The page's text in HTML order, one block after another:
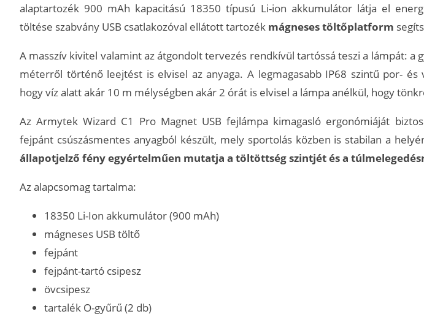
alaptartozék 900 mAh kapacitású 18350 típusú Li-ion akkumulátor látja el
töltése szabvány USB csatlakozóval ellátott tartozék mágneses töltőplatform
A masszív kivitel valamint az átgondolt tervezés rendkívül tartóssá teszi a lámpát: a
méterről történő leejtést is elvisel az anyaga. A legmagasabb IP68 szintű por- és
hogy víz alatt akár 10 m mélységben akár 2 órát is elvisel a lámpa anélkül, hogy
Az Armytek Wizard C1 Pro Magnet USB fejlámpa kimagasló ergonómiáját
fejpánt csúszásmentes anyagból készült, mely sportolás közben is stabilan a
állapotjelző fény egyértelműen mutatja a töltöttség szintjét és a
Az alapcsomag tartalma:
18350 Li-Ion akkumulátor (900 mAh)
mágneses USB töltő
fejpánt
fejpánt-tartó csipesz
övcsipesz
tartalék O-gyűrű (2 db)